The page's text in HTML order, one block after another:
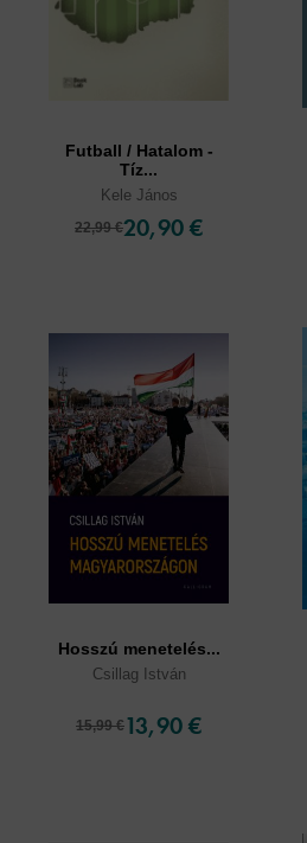
Futball / Hatalom -
Tíz...
Kele János
22,99 €20,90 €
Hosszú menetelés...
Csillag István
15,99 €13,90 €